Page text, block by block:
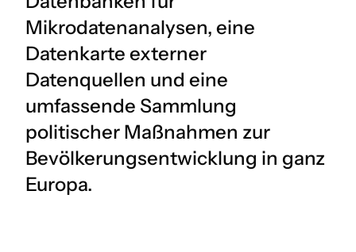
Mikrodatenanalysen, eine
Datenkarte externer
Datenquellen und eine
umfassende Sammlung
politischer Maßnahmen zur
Bevölkerungsentwicklung in ganz
Europa.